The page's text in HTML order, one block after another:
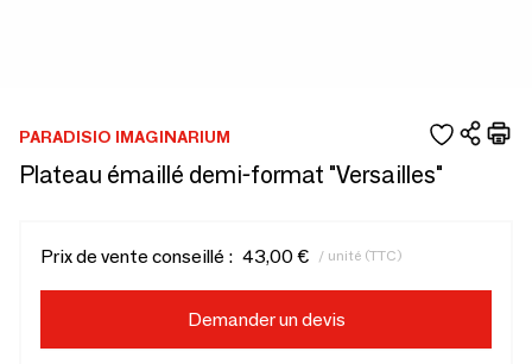
PARADISIO IMAGINARIUM
Plateau émaillé demi-format "Versailles"
Prix de vente conseillé : 43,00 € / unité (TTC)
Demander un devis